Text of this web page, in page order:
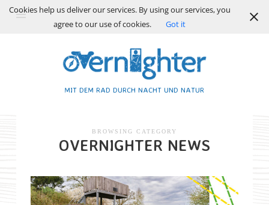
MIT DEM RAD DURCH NACHT UND NATUR
BROWSING CATEGORY
OVERNIGHTER NEWS
Cookies help us deliver our services. By using our services, you
agree to our use of cookies.
Got it